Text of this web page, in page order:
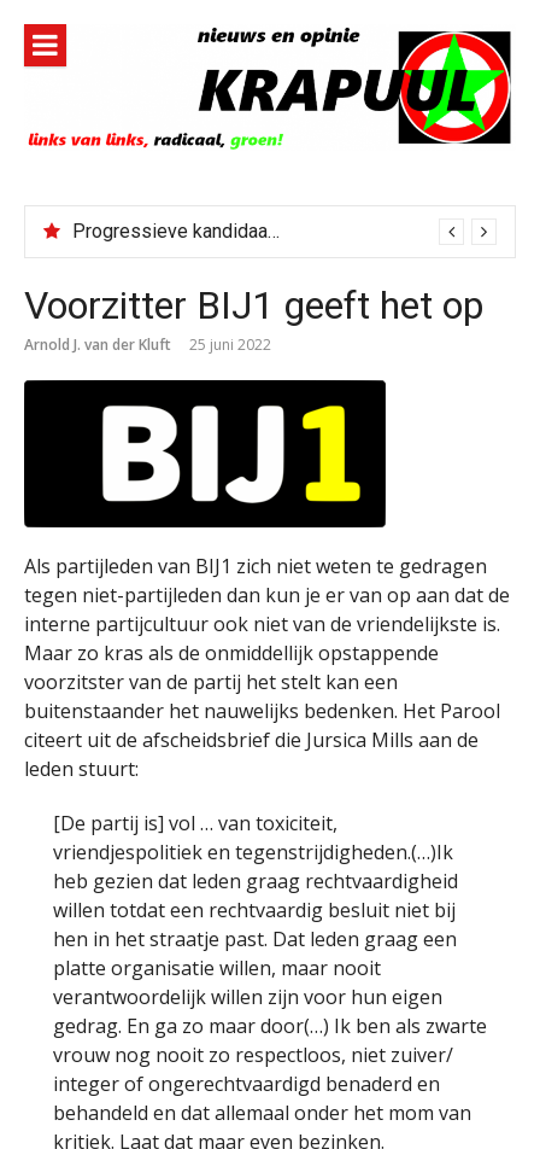
inhoud
Progressieve kandidaat El-Sayed senaatskandidaat Michigan
Voorzitter BIJ1 geeft het op
Arnold J. van der Kluft 25 juni 2022
Als partijleden van BIJ1 zich niet weten te gedragen
tegen niet-partijleden dan kun je er van op aan dat de
interne partijcultuur ook niet van de vriendelijkste is.
Maar zo kras als de onmiddellijk opstappende
voorzitster van de partij het stelt kan een
buitenstaander het nauwelijks bedenken. Het Parool
citeert uit de afscheidsbrief die Jursica Mills aan de
leden stuurt:
[De partij is] vol … van toxiciteit,
vriendjespolitiek en tegenstrijdigheden.(…)Ik
heb gezien dat leden graag rechtvaardigheid
willen totdat een rechtvaardig besluit niet bij
hen in het straatje past. Dat leden graag een
platte organisatie willen, maar nooit
verantwoordelijk willen zijn voor hun eigen
gedrag. En ga zo maar door(…) Ik ben als zwarte
vrouw nog nooit zo respectloos, niet zuiver/
integer of ongerechtvaardigd benaderd en
behandeld en dat allemaal onder het mom van
kritiek. Laat dat maar even bezinken.